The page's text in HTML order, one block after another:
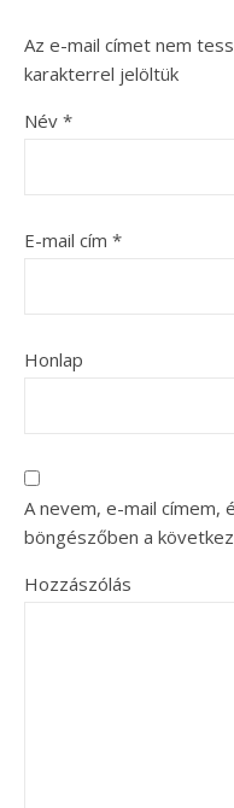
Az e-mail címet nem
karakterrel jelöltük
Név *
E-mail cím *
Honlap
A nevem, e-mail címem,
böngészőben a
Hozzászólás